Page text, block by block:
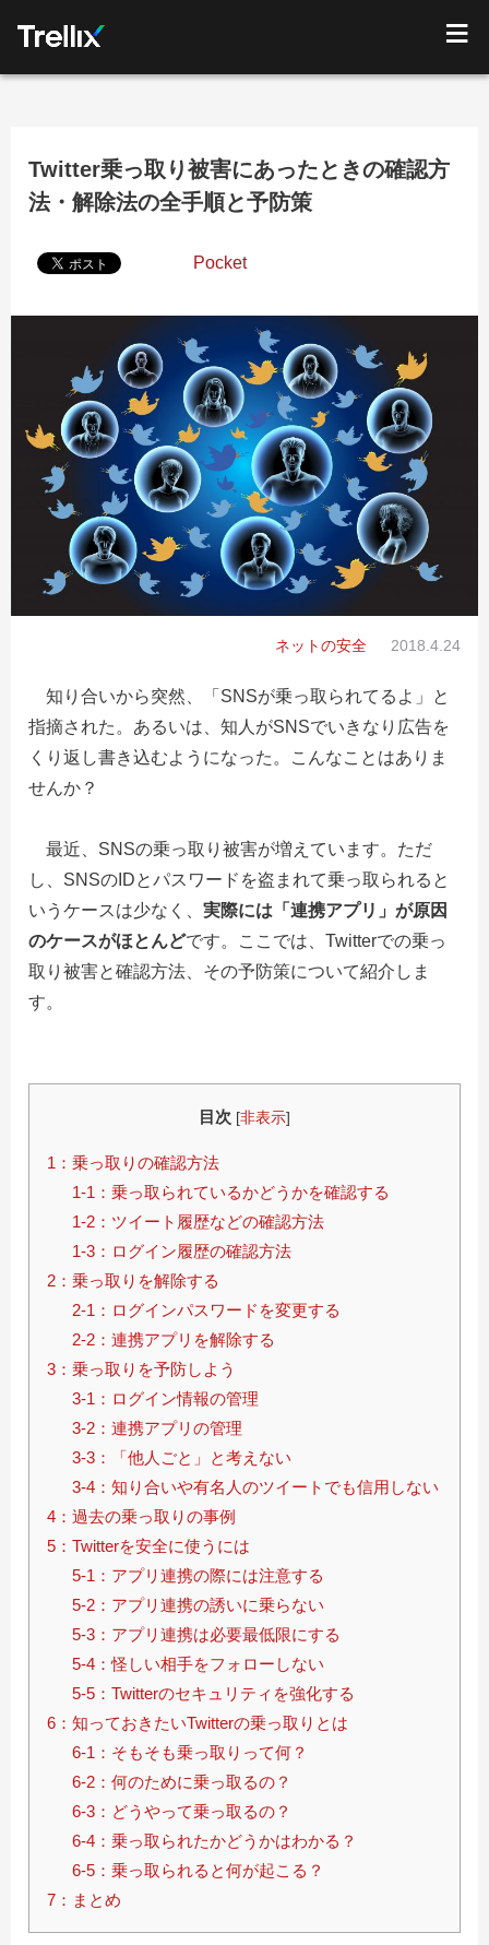
Twitter乗っ取り被害にあったときの確認方
法・解除法の全手順と予防策
Pocket
ネットの安全 2018.4.24
知り合いから突然、「SNSが乗っ取られてるよ」と
指摘された。あるいは、知人がSNSでいきなり広告を
くり返し書き込むようになった。こんなことはありま
せんか？
最近、SNSの乗っ取り被害が増えています。ただ
し、SNSのIDとパスワードを盗まれて乗っ取られると
いうケースは少なく、 実際には「連携アプリ」が原因
のケースがほとんどです。ここでは、Twitterでの乗っ
取り被害と確認方法、その予防策について紹介しま
す。
目次 [非表示]
1：乗っ取りの確認方法
1-1：乗っ取られているかどうかを確認する
1-2：ツイート履歴などの確認方法
1-3：ログイン履歴の確認方法
2：乗っ取りを解除する
2-1：ログインパスワードを変更する
2-2：連携アプリを解除する
3：乗っ取りを予防しよう
3-1：ログイン情報の管理
3-2：連携アプリの管理
3-3：「他人ごと」と考えない
3-4：知り合いや有名人のツイートでも信用しない
4：過去の乗っ取りの事例
5：Twitterを安全に使うには
5-1：アプリ連携の際には注意する
5-2：アプリ連携の誘いに乗らない
5-3：アプリ連携は必要最低限にする
5-4：怪しい相手をフォローしない
5-5：Twitterのセキュリティを強化する
6：知っておきたいTwitterの乗っ取りとは
6-1：そもそも乗っ取りって何？
6-2：何のために乗っ取るの？
6-3：どうやって乗っ取るの？
6-4：乗っ取られたかどうかはわかる？
6-5：乗っ取られると何が起こる？
7：まとめ